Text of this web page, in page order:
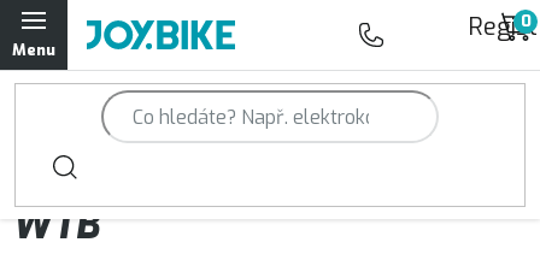
Přejít
na
obsah
Trailová kola Qayron
Horská kola Qayron
Dámská horská kola Qayron
Prodávané značky
WTB